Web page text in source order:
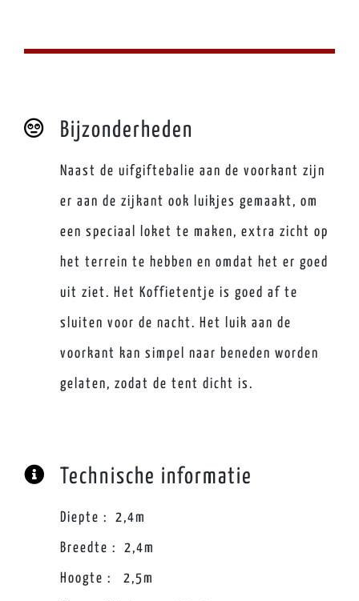
Bijzonderheden
Naast de uifgiftebalie aan de voorkant zijn
er aan de zijkant ook luikjes gemaakt, om
een speciaal loket te maken, extra zicht op
het terrein te hebben en omdat het er goed
uit ziet. Het Koffietentje is goed af te
sluiten voor de nacht. Het luik aan de
voorkant kan simpel naar beneden worden
gelaten, zodat de tent dicht is.
Technische informatie
Diepte : 2,4m
Breedte : 2,4m
Hoogte : 2,5m